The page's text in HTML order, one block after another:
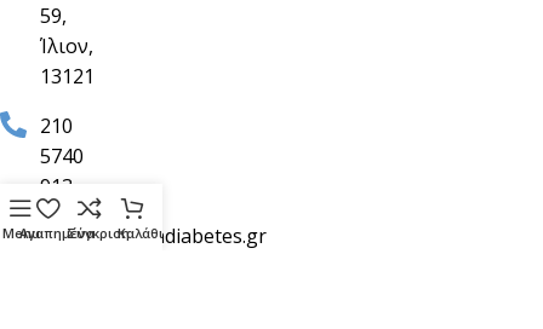
59,
Ίλιον,
13121
210
5740
913
info@pharmadiabetes.gr
MenuΑγαπημέναΣύγκρισηΚαλάθι